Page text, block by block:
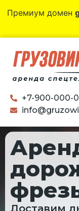
Премиум домен
+7-900-000-